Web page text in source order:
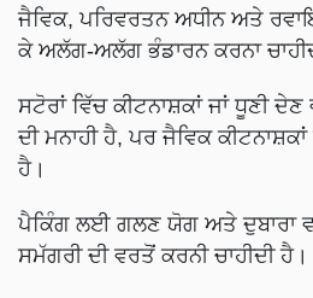
ਜੈਵਿਕ, ਪਰਿਵਰਤਨ ਅਧੀਨ ਅਤੇ
ਕੇ ਅਲੱਗ-ਅਲੱਗ ਭੰਡਾਰਨ ਕਰਨਾ
ਸਟੋਰਾਂ ਵਿੱਚ ਕੀਟਨਾਸ਼ਕਾਂ ਜਾਂ ਧੂਣੀ
ਦੀ ਮਨਾਹੀ ਹੈ, ਪਰ ਜੈਵਿਕ
ਹੈ।
ਪੈਕਿੰਗ ਲਈ ਗਲਣ ਯੋਗ ਅਤੇ ਦੁਬਾਰਾ
ਸਮੱਗਰੀ ਦੀ ਵਰਤੋਂ ਕਰਨੀ ਚਾਹੀਦੀ ਹੈ।